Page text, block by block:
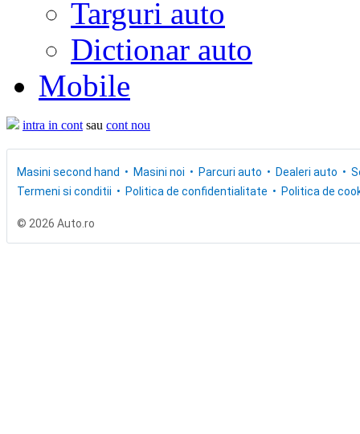
Targuri auto
Dictionar auto
Mobile
intra in cont sau cont nou
Masini second hand Masini noi Parcuri auto Dealeri auto
Termeni si conditii
Politica de confidentialitate Politica de
© 2026 Auto.ro